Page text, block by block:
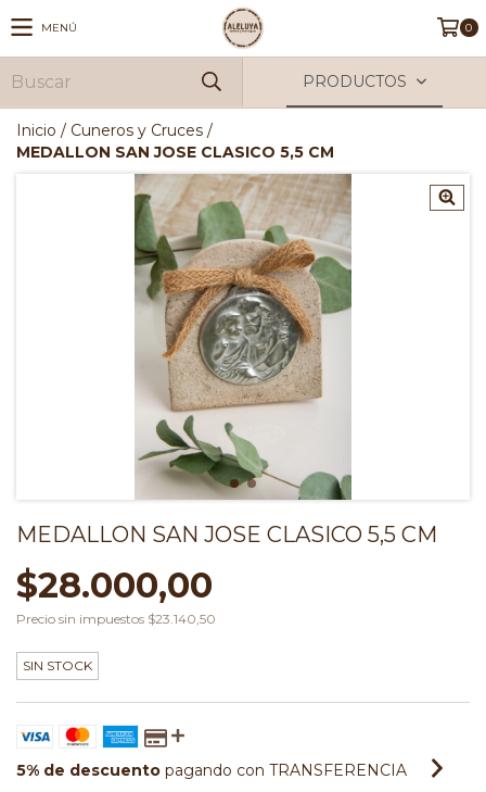
MENÚ 0
PRODUCTOS
Inicio / Cuneros y Cruces /
MEDALLON SAN JOSE CLASICO 5,5 CM
MEDALLON SAN JOSE CLASICO 5,5 CM
$28.000,00
Precio sin impuestos $23.140,50
SIN STOCK
5% de descuento pagando con TRANSFERENCIA